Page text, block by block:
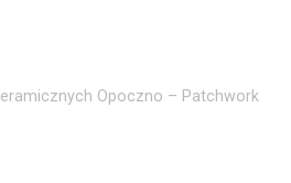
Opoczno – Patchwork